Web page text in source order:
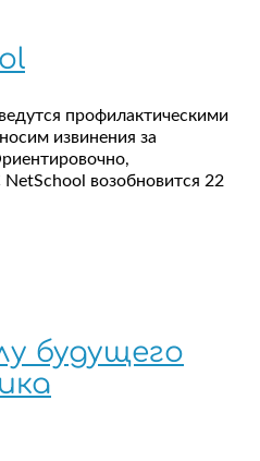
профилактическими
извинения за
возобновится 22
будущего